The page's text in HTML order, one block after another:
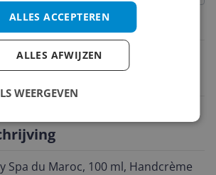
kenmerken
Spa du Maroc, 100 ml, Handcrème
ALLES ACCEPTEREN
ALLES AFWIJZEN
WEERGEVEN